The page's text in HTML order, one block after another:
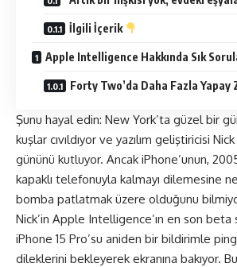
İlgili İçerik
Apple Intelligence Hakkında Sık
Forty Two’da Daha Fazla Yapay
Şunu hayal edin: New York’ta güzel bir
kuşlar cıvıldıyor ve yazılım geliştiricisi
gününü kutluyor. Ancak iPhone’unun,
kapaklı telefonuyla kalmayı dilemesine
bomba patlatmak üzere olduğunu
Nick’in Apple Intelligence’ın en son beta
iPhone 15 Pro’su aniden bir bildirimle
dileklerini bekleyerek ekranına bakıyor.